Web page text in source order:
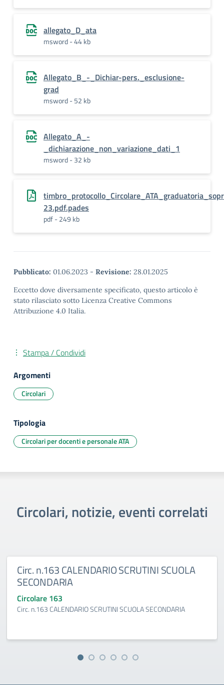
allegato_D_ata
msword - 44 kb
Allegato_B_-_Dichiar-pers._esclusione-
grad
msword - 52 kb
Allegato_A_-
_dichiarazione_non_variazione_dati_1
msword - 32 kb
23.pdf.pades
pdf - 249 kb
Pubblicato: 01.06.2023 - Revisione: 28.01.2025
Eccetto dove diversamente specificato, questo articolo è
stato rilasciato sotto Licenza Creative Commons
Attribuzione 4.0 Italia.
Stampa / Condividi
Argomenti
Circolari
Tipologia
Circolari per docenti e personale ATA
Circolari, notizie, eventi correlati
Circ. n.163 CALENDARIO SCRUTINI SCUOLA
SECONDARIA
Circolare 163
Circ. n.163 CALENDARIO SCRUTINI SCUOLA SECONDARIA